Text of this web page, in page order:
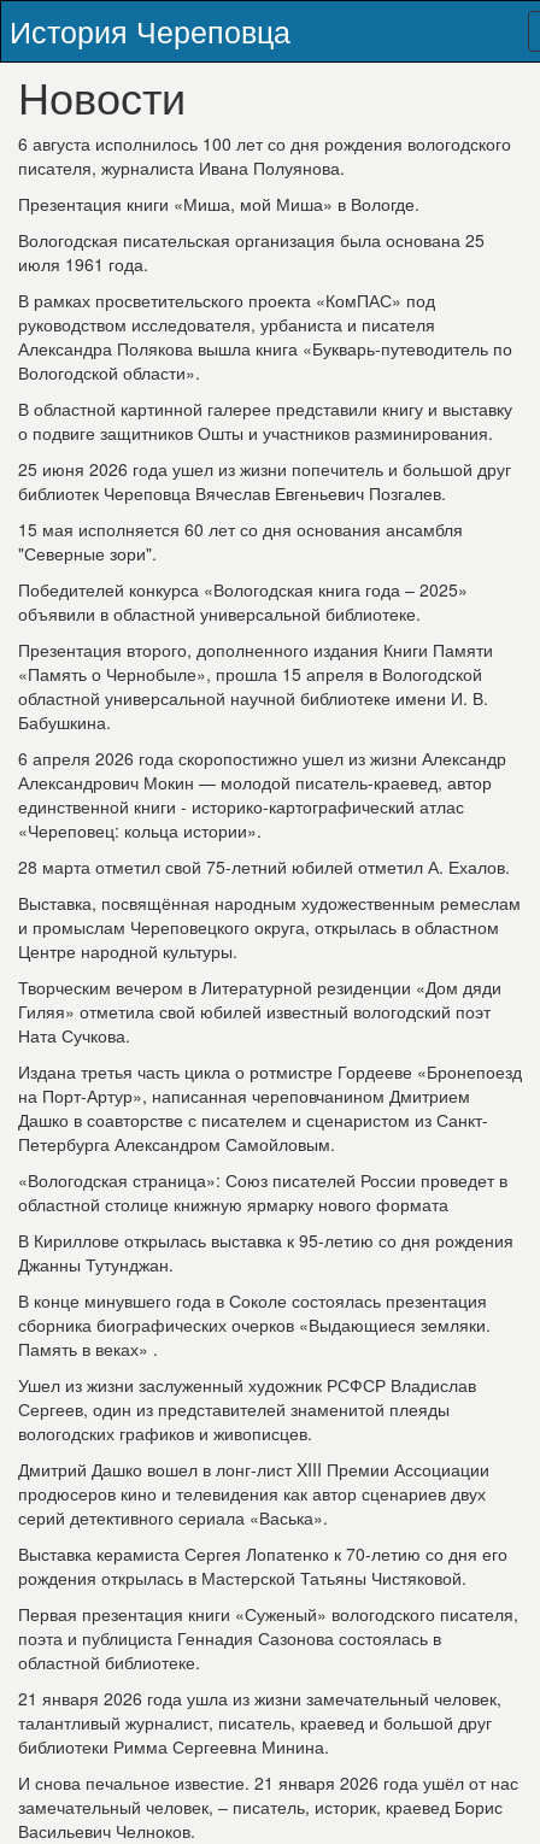
История Череповца
Новости
6 августа исполнилось 100 лет со дня рождения вологодского
писателя, журналиста Ивана Полуянова.
Презентация книги «Миша, мой Миша» в Вологде.
Вологодская писательская организация была основана 25
июля 1961 года.
В рамках просветительского проекта «КомПАС» под
руководством исследователя, урбаниста и писателя
Александра Полякова вышла книга «Букварь‑путеводитель по
Вологодской области».
В областной картинной галерее представили книгу и выставку
о подвиге защитников Ошты и участников разминирования.
25 июня 2026 года ушел из жизни попечитель и большой друг
библиотек Череповца Вячеслав Евгеньевич Позгалев.
15 мая исполняется 60 лет со дня основания ансамбля
"Северные зори".
Победителей конкурса «Вологодская книга года – 2025»
объявили в областной универсальной библиотеке.
Презентация второго, дополненного издания Книги Памяти
«Память о Чернобыле», прошла 15 апреля в Вологодской
областной универсальной научной библиотеке имени И. В.
Бабушкина.
6 апреля 2026 года скоропостижно ушел из жизни Александр
Александрович Мокин — молодой писатель-краевед, автор
единственной книги - историко-картографический атлас
«Череповец: кольца истории».
28 марта отметил свой 75-летний юбилей отметил А. Ехалов.
Выставка, посвящённая народным художественным ремеслам
и промыслам Череповецкого округа, открылась в областном
Центре народной культуры.
Творческим вечером в Литературной резиденции «Дом дяди
Гиляя» отметила свой юбилей известный вологодский поэт
Ната Сучкова.
Издана третья часть цикла о ротмистре Гордееве «Бронепоезд
на Порт-Артур», написанная череповчанином Дмитрием
Дашко в соавторстве с писателем и сценаристом из Санкт-
Петербурга Александром Самойловым.
«Вологодская страница»: Союз писателей России проведет в
областной столице книжную ярмарку нового формата
В Кириллове открылась выставка к 95-летию со дня рождения
Джанны Тутунджан.
В конце минувшего года в Соколе состоялась презентация
сборника биографических очерков «Выдающиеся земляки.
Память в веках» .
Ушел из жизни заслуженный художник РСФСР Владислав
Сергеев, один из представителей знаменитой плеяды
вологодских графиков и живописцев.
Дмитрий Дашко вошел в лонг-лист XIII Премии Ассоциации
продюсеров кино и телевидения как автор сценариев двух
серий детективного сериала «Васька».
Выставка керамиста Сергея Лопатенко к 70-летию со дня его
рождения открылась в Мастерской Татьяны Чистяковой.
Первая презентация книги «Суженый» вологодского писателя,
поэта и публициста Геннадия Сазонова состоялась в
областной библиотеке.
21 января 2026 года ушла из жизни замечательный человек,
талантливый журналист, писатель, краевед и большой друг
библиотеки Римма Сергеевна Минина.
И снова печальное известие. 21 января 2026 года ушёл от нас
замечательный человек, – писатель, историк, краевед Борис
Васильевич Челноков.